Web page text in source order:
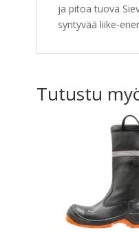
ja pitoa tuova
syntyvää liike-
Tutustu